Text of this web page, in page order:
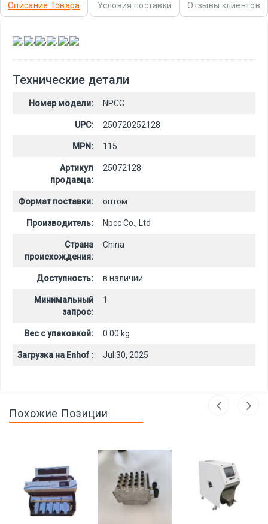
Описание Товара Условия поставки Отзывы клиентов
, , , , ,
Технические детали
Номер модели: NPCC
UPC: 250720252128
MPN: 115
Артикул
продавца:
25072128
Формат поставки: оптом
Производитель: Npcc Co., Ltd
Страна
происхождения:
China
Доступность: в наличии
Минимальный
запрос:
1
Вес с упаковкой: 0.00 kg
Загрузка на Enhof : Jul 30, 2025
Похожие Позиции